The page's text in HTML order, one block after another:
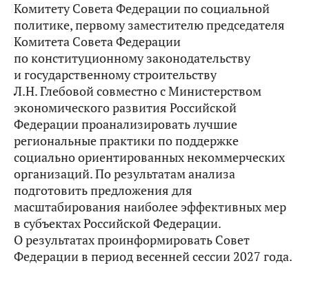
Комитету Совета Федерации по социальной
политике, первому заместителю председателя
Комитета Совета Федерации
по конституционному законодательству
и государственному строительству
Л.Н. Глебовой совместно с Министерством
экономического развития Российской
Федерации проанализировать лучшие
региональные практики по поддержке
социально ориентированных некоммерческих
организаций. По результатам анализа
подготовить предложения для
масштабирования наиболее эффективных мер
в субъектах Российской Федерации.
О результатах проинформировать Совет
Федерации в период весенней сессии 2027 года.